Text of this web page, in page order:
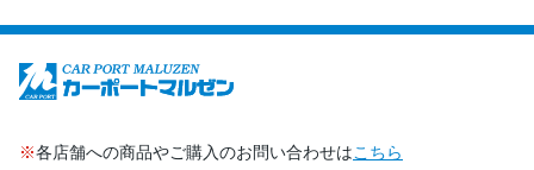
※各店舗への商品やご購入のお問い合わせはこちら